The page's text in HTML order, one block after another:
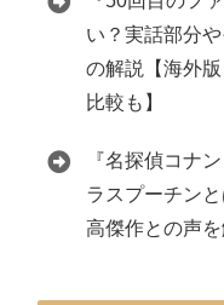
い？実話部分
の解説【海外
比較も】
『名探偵コナ
ラスプーチン
高傑作との声